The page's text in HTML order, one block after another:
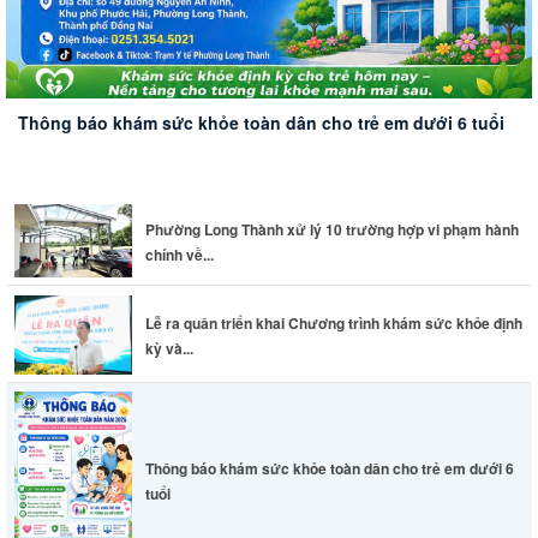
Thông báo khám sức khỏe toàn dân cho trẻ em dưới 6 tuổi
Phường Long Thành xử lý 10 trường hợp vi phạm hành
chính về...
Lễ ra quân triển khai Chương trình khám sức khỏe định
kỳ và...
Thông báo khám sức khỏe toàn dân cho trẻ em dưới 6
tuổi